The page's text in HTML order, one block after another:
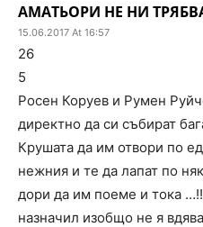
АМАТЬОРИ НЕ НИ
15.06.2017 At 16:57
26
5
Росен Коруев и Румен
директно да си събират
Крушата да им отвори по
нежния и те да лапат по
дори да им поеме и тока
назначил изобщо не я